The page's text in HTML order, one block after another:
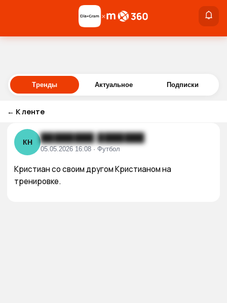
Войти
×
Тренды Актуальное Подписки
← К ленте
КН ████████ ███████
05.05.2026 16:08 · Футбол
Кристиан со своим другом Кристианом на
тренировке.